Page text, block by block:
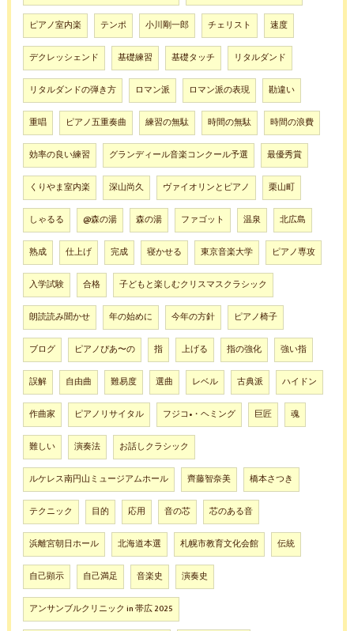
ピアノ室内楽 テンポ 小川剛一郎 チェリスト 速度
デクレッシェンド 基礎練習 基礎タッチ リタルダンド
リタルダンドの弾き方 ロマン派 ロマン派の表現 勘違い
重唱 ピアノ五重奏曲 練習の無駄 時間の無駄 時間の浪費
効率の良い練習 グランディール音楽コンクール予選 最優秀賞
くりやま室内楽 深山尚久 ヴァイオリンとピアノ 栗山町
しゃるる @森の湯 森の湯 ファゴット 温泉 北広島
熟成 仕上げ 完成 寝かせる 東京音楽大学 ピアノ専攻
入学試験 合格 子どもと楽しむクリスマスクラシック
朗読読み聞かせ 年の始めに 今年の方針 ピアノ椅子
ブログ ピアノぴあ〜の 指 上げる 指の強化 強い指
誤解 自由曲 難易度 選曲 レベル 古典派 ハイドン
作曲家 ピアノリサイタル フジコ•・ヘミング 巨匠 魂
難しい 演奏法 お話しクラシック
ルケレス南円山ミュージアムホール 齊藤智奈美 橋本さつき
テクニック 目的 応用 音の芯 芯のある音
浜離宮朝日ホール 北海道本選 札幌市教育文化会館 伝統
自己顕示 自己満足 音楽史 演奏史
アンサンブルクリニック in 帯広 2025